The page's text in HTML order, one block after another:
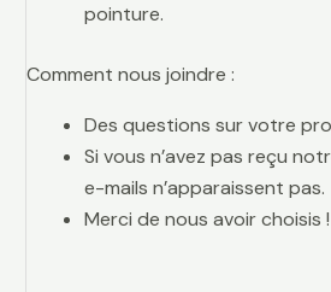
pointure.
Comment nous joindre :
Des questions sur votre
Si vous n’avez pas reçu
e-mails n’apparaissent pas.
Merci de nous avoir